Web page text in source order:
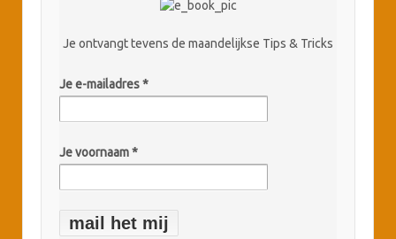
Je ontvangt tevens de maandelijkse Tips & Tricks
Je e-mailadres*
Je voornaam *